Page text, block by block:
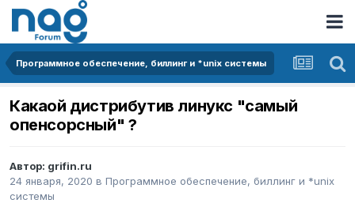
Программное обеспечение, биллинг и *unix системы
Какаой дистрибутив линукс "самый
опенсорсный" ?
Автор: grifin.ru
24 января, 2020 в Программное обеспечение, биллинг и *unix
системы